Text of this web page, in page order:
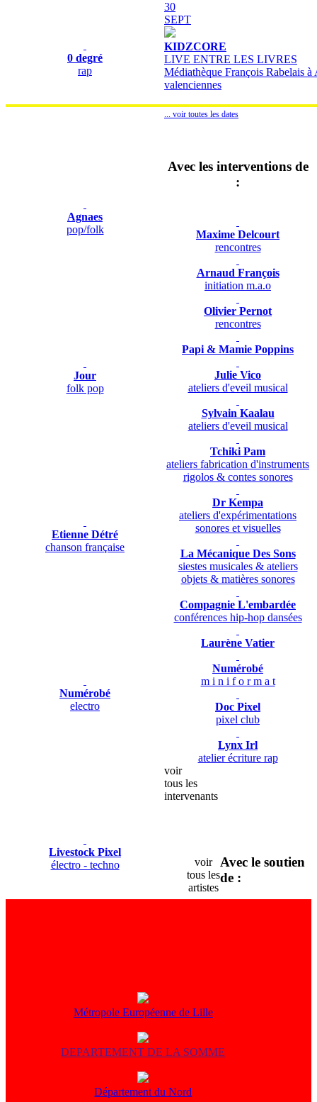
0 degré
rap
Agnaes
pop/folk
Jour
folk pop
Etienne Détré
chanson française
Numérobé
electro
Livestock Pixel
électro - techno
voir
tous les
artistes
30
SEPT
KIDZCORE
LIVE ENTRE LES LIVRES
Médiathèque François Rabelais
valenciennes
... voir toutes les dates
Avec les interventions de
:
Maxime Delcourt
rencontres
Arnaud François
initiation m.a.o
Olivier Pernot
rencontres
Papi & Mamie Poppins
Julie Vico
ateliers d'eveil musical
Sylvain Kaalau
ateliers d'eveil musical
Tchiki Pam
ateliers fabrication d'instruments
rigolos & contes sonores
Dr Kempa
ateliers d'expérimentations
sonores et visuelles
La Mécanique Des Sons
siestes musicales & ateliers
objets & matières sonores
Compagnie L'embardée
conférences hip-hop dansées
Laurène Vatier
Numérobé
m i n i f o r m a t
Doc Pixel
pixel club
Lynx Irl
atelier écriture rap
voir
tous les
intervenants
Avec le soutien
de :
Métropole Européenne de Lille
DEPARTEMENT DE LA SOMME
Département du Nord